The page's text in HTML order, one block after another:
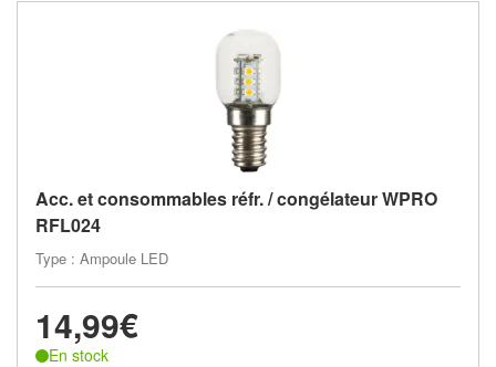
Acc. et consommables réfr. / congélateur WPRO
RFL024
Type : Ampoule LED
14,99€
En stock